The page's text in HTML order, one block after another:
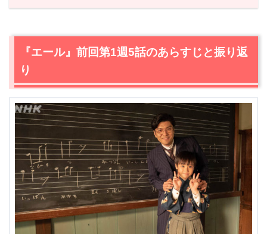
1.『エール』前回第1週5話のあらすじと振り返り
2.1
詩人になれると言われても、食べていけないといって才
明）が下した決断は
2.3鉄男（入江大牙）の家が夜逃げ。すると裕一（石田星
空）はハーモニカを…
3.『エール』第2週6話まとめ
『エール』前回第1週5話のあらすじと振り返
り